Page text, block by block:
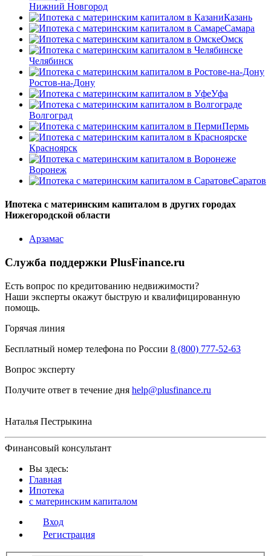
Нижний Новгород
Казань
Самара
Омск
Челябинск
Ростов-на-Дону
Уфа
Волгоград
Пермь
Красноярск
Воронеж
Саратов
Ипотека с материнским капиталом в других городах
Нижегородской области
Арзамас
Служба поддержки PlusFinance.ru
Есть вопрос по кредитованию недвижимости?
Наши эксперты окажут быструю и квалифицированную
помощь.
Горячая линия
Бесплатный номер телефона по России 8 (800) 777-52-63
Вопрос эксперту
Получите ответ в течение дня help@plusfinance.ru
Наталья Пестрыкина
Финансовый консультант
Вы здесь:
Главная
Ипотека
с материнским капиталом
Вход
Регистрация